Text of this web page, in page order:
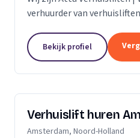
verhuurder van
Bekijk profiel
Verhuislift huren
Amsterdam, Noord-Holland